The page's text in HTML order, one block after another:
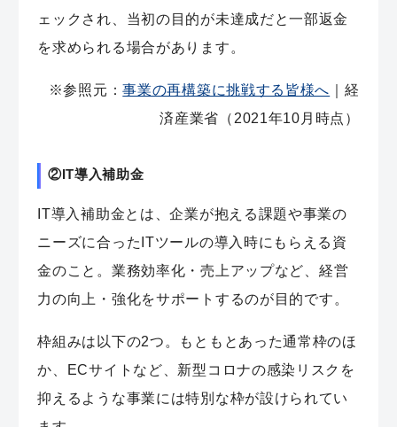
ェックされ、当初の目的が未達成だと一部返金
を求められる場合があります。
※参照元：事業の再構築に挑戦する皆様へ ｜経
済産業省（2021年10月時点）
②IT導入補助金
IT導入補助金とは、企業が抱える課題や事業の
ニーズに合ったITツールの導入時にもらえる資
金のこと。業務効率化・売上アップなど、 経営
力の向上・強化をサポート するのが目的です。
枠組みは以下の2つ。もともとあった通常枠のほ
か、ECサイトなど、新型コロナの感染リスクを
抑えるような事業には特別な枠が設けられてい